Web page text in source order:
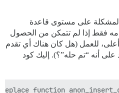
على مستوى قاعدة
فقط إذا لم تتمكن من الحصول
للعمل (هل كان هناك أي تقدم
أنه “تم حله”؟). إليك كود